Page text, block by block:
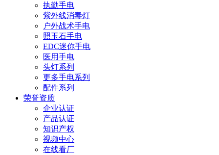
执勤手电
紫外线消毒灯
户外战术手电
照玉石手电
EDC迷你手电
医用手电
头灯系列
更多手电系列
配件系列
荣誉资质
企业认证
产品认证
知识产权
视频中心
在线看厂